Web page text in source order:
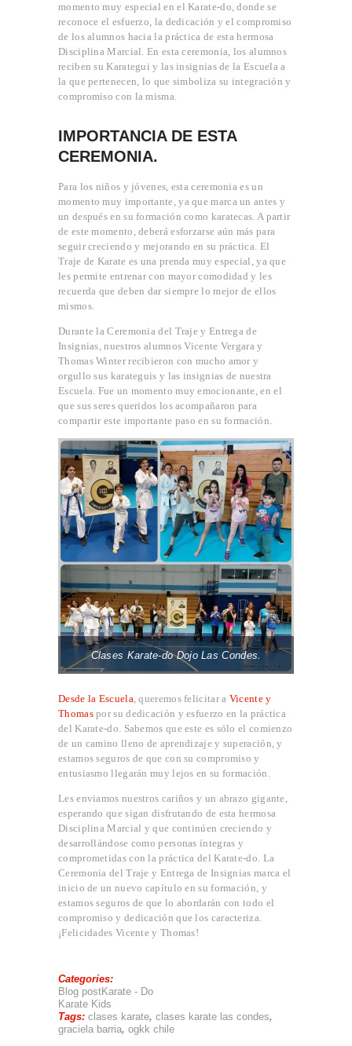
PROFESORES
CONVENIO
OGKK YUETSU
ASSOCIATION
CONTACTO
momento muy especial en el Karate-do, donde se
reconoce el esfuerzo, la dedicación y el compromiso
de los alumnos hacia la práctica de esta hermosa
Disciplina Marcial. En esta ceremonia, los alumnos
reciben su Karategui y las insignias de la Escuela a
la que pertenecen, lo que simboliza su integración y
compromiso con la misma.
IMPORTANCIA DE ESTA
CEREMONIA.
Para los niños y jóvenes, esta ceremonia es un
momento muy importante, ya que marca un antes y
un después en su formación como karatecas. A partir
de este momento, deberá esforzarse aún más para
seguir creciendo y mejorando en su práctica. El
Traje de Karate es una prenda muy especial, ya que
les permite entrenar con mayor comodidad y les
recuerda que deben dar siempre lo mejor de ellos
mismos.
Durante la Ceremonia del Traje y Entrega de
Insignias, nuestros alumnos Vicente Vergara y
Thomas Winter recibieron con mucho amor y
orgullo sus karateguis y las insignias de nuestra
Escuela. Fue un momento muy emocionante, en el
que sus seres queridos los acompañaron para
compartir este importante paso en su formación.
Clases Karate-do Dojo Las Condes.
Desde la Escuela, queremos felicitar a Vicente y
Thomaspor su dedicación y esfuerzo en la práctica
del Karate-do. Sabemos que este es sólo el comienzo
de un camino lleno de aprendizaje y superación, y
estamos seguros de que con su compromiso y
entusiasmo llegarán muy lejos en su formación.
Les enviamos nuestros cariños y un abrazo gigante,
esperando que sigan disfrutando de esta hermosa
Disciplina Marcial y que continúen creciendo y
desarrollándose como personas íntegras y
comprometidas con la práctica del Karate-do. La
Ceremonia del Traje y Entrega de Insignias marca el
inicio de un nuevo capítulo en su formación, y
estamos seguros de que lo abordarán con todo el
compromiso y dedicación que los caracteriza.
¡Felicidades Vicente y Thomas!
Categories:
Blog postKarate - Do
Karate Kids
Tags: clases karate, clases karate las condes,
graciela barria, ogkk chile